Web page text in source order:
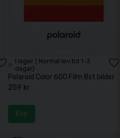
I lager ( Normal lev.tid 1-3
dagar)
Polaroid Color 600 Film 8st bilder
259 kr
Köp